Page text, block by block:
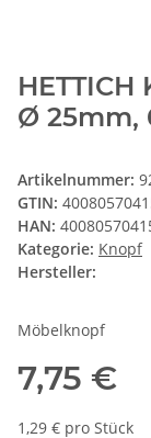
Ø 25mm,
Artikelnummer:
GTIN:
HAN:
Kategorie: Knopf
Hersteller:
Möbelknopf
7,75 €
1,29 € pro Stück